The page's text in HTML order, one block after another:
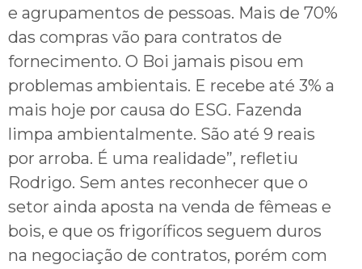
e agrupamentos de pessoas. Mais de 70%
das compras vão para contratos de
fornecimento. O Boi jamais pisou em
problemas ambientais. E recebe até 3% a
mais hoje por causa do ESG. Fazenda
limpa ambientalmente. São até 9 reais
por arroba. É uma realidade”, refletiu
Rodrigo. Sem antes reconhecer que o
setor ainda aposta na venda de fêmeas e
bois, e que os frigoríficos seguem duros
na negociação de contratos, porém com